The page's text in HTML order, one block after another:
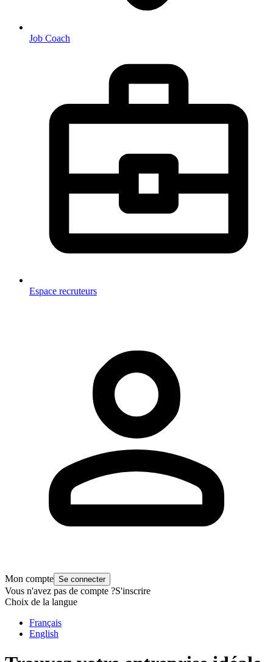
Job Coach
Espace recruteurs
Mon compte Se connecter
Vous n'avez pas de compte ?S'inscrire
Choix de la langue
Français
English